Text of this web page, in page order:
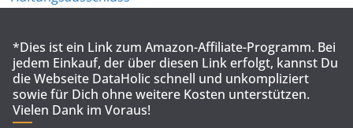
*Dies ist ein Link zum Amazon-Affiliate-Programm. Bei
jedem Einkauf, der über diesen Link erfolgt, kannst Du
die Webseite DataHolic schnell und unkompliziert
sowie für Dich ohne weitere Kosten unterstützen.
Vielen Dank im Voraus!